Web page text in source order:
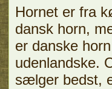
Hornet er fra
dansk horn,
er danske
udenlandske.
sælger bedst,